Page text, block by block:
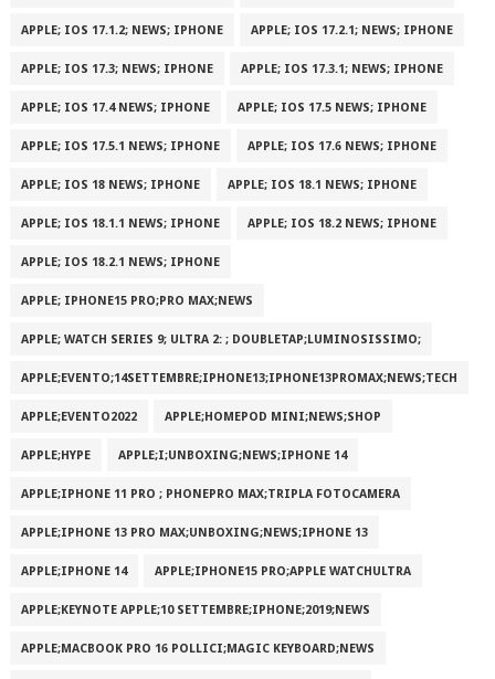
APPLE; IOS 17.1.2; NEWS; IPHONE APPLE; IOS 17.2.1; NEWS; IPHONE
APPLE; IOS 17.3; NEWS; IPHONE APPLE; IOS 17.3.1; NEWS; IPHONE
APPLE; IOS 17.4 NEWS; IPHONE APPLE; IOS 17.5 NEWS; IPHONE
APPLE; IOS 17.5.1 NEWS; IPHONE APPLE; IOS 17.6 NEWS; IPHONE
APPLE; IOS 18 NEWS; IPHONE APPLE; IOS 18.1 NEWS; IPHONE
APPLE; IOS 18.1.1 NEWS; IPHONE APPLE; IOS 18.2 NEWS; IPHONE
APPLE; IOS 18.2.1 NEWS; IPHONE
APPLE; IPHONE15 PRO;PRO MAX;NEWS
APPLE; WATCH SERIES 9; ULTRA 2: ; DOUBLETAP;LUMINOSISSIMO;
APPLE;EVENTO;14SETTEMBRE;IPHONE13;IPHONE13PROMAX;NEWS;TECH
APPLE;EVENTO2022 APPLE;HOMEPOD MINI;NEWS;SHOP
APPLE;HYPE APPLE;I;UNBOXING;NEWS;IPHONE 14
APPLE;IPHONE 11 PRO ; PHONEPRO MAX;TRIPLA FOTOCAMERA
APPLE;IPHONE 13 PRO MAX;UNBOXING;NEWS;IPHONE 13
APPLE;IPHONE 14 APPLE;IPHONE15 PRO;APPLE WATCHULTRA
APPLE;KEYNOTE APPLE;10 SETTEMBRE;IPHONE;2019;NEWS
APPLE;MACBOOK PRO 16 POLLICI;MAGIC KEYBOARD;NEWS